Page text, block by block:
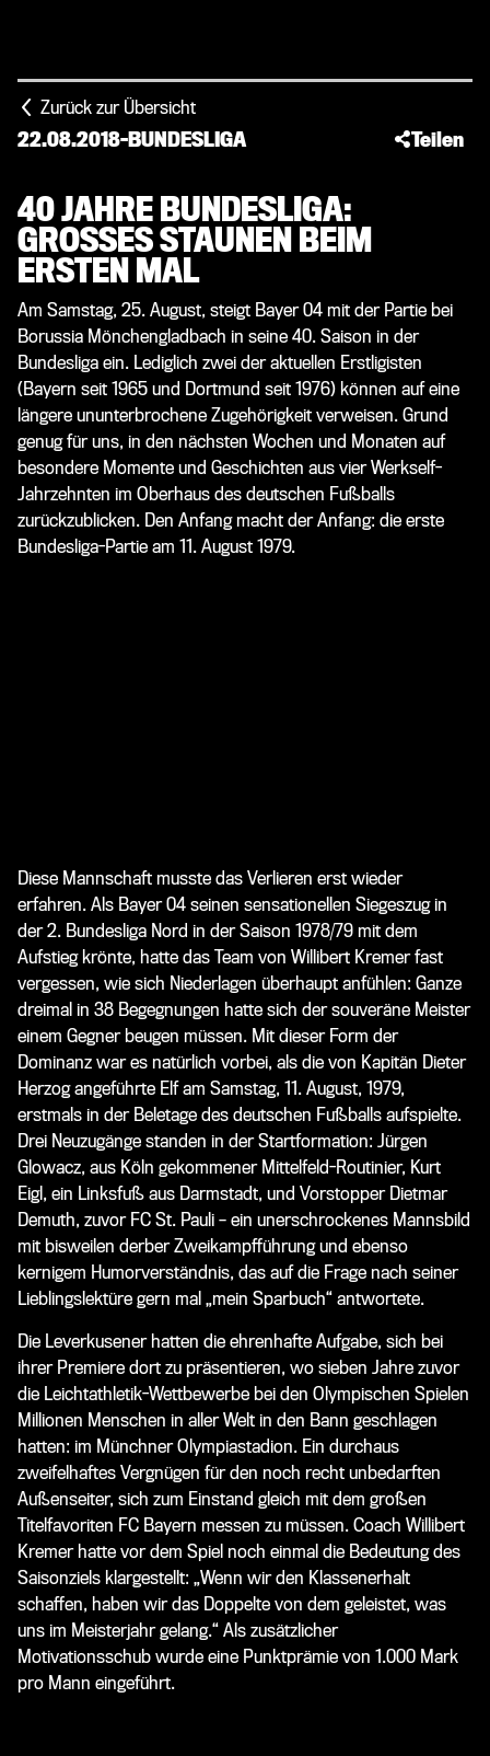
Zurück zur Übersicht
22.08.2018-BUNDESLIGA Teilen
40 JAHRE BUNDESLIGA:
GROSSES STAUNEN BEIM E
RSTEN MAL
Am Samstag, 25. August, steigt Bayer 04 mit der Partie bei
Borussia Mönchengladbach in seine 40. Saison in der
Bundesliga ein. Lediglich zwei der aktuellen Erstligisten
(Bayern seit 1965 und Dortmund seit 1976) können auf eine
längere ununterbrochene Zugehörigkeit verweisen. Grund
genug für uns, in den nächsten Wochen und Monaten auf
besondere Momente und Geschichten aus vier Werkself-
Jahrzehnten im Oberhaus des deutschen Fußballs
zurückzublicken. Den Anfang macht der Anfang: die erste
Bundesliga-Partie am 11. August 1979.
Diese Mannschaft musste das Verlieren erst wieder
erfahren. Als Bayer 04 seinen sensationellen Siegeszug in
der 2. Bundesliga Nord in der Saison 1978/79 mit dem
Aufstieg krönte, hatte das Team von Willibert Kremer fast
vergessen, wie sich Niederlagen überhaupt anfühlen: Ganze
dreimal in 38 Begegnungen hatte sich der souveräne Meister
einem Gegner beugen müssen. Mit dieser Form der
Dominanz war es natürlich vorbei, als die von Kapitän Dieter
Herzog angeführte Elf am Samstag, 11. August, 1979,
erstmals in der Beletage des deutschen Fußballs aufspielte.
Drei Neuzugänge standen in der Startformation: Jürgen
Glowacz, aus Köln gekommener Mittelfeld-Routinier, Kurt
Eigl, ein Linksfuß aus Darmstadt, und Vorstopper Dietmar
Demuth, zuvor FC St. Pauli – ein unerschrockenes Mannsbild
mit bisweilen derber Zweikampfführung und ebenso
kernigem Humorverständnis, das auf die Frage nach seiner
Lieblingslektüre gern mal „mein Sparbuch“ antwortete.
Die Leverkusener hatten die ehrenhafte Aufgabe, sich bei
ihrer Premiere dort zu präsentieren, wo sieben Jahre zuvor
die Leichtathletik-Wettbewerbe bei den Olympischen Spielen
Millionen Menschen in aller Welt in den Bann geschlagen
hatten: im Münchner Olympiastadion. Ein durchaus
zweifelhaftes Vergnügen für den noch recht unbedarften
Außenseiter, sich zum Einstand gleich mit dem großen
Titelfavoriten FC Bayern messen zu müssen. Coach Willibert
Kremer hatte vor dem Spiel noch einmal die Bedeutung des
Saisonziels klargestellt: „Wenn wir den Klassenerhalt
schaffen, haben wir das Doppelte von dem geleistet, was
uns im Meisterjahr gelang.“ Als zusätzlicher
Motivationsschub wurde eine Punktprämie von 1.000 Mark
pro Mann eingeführt.